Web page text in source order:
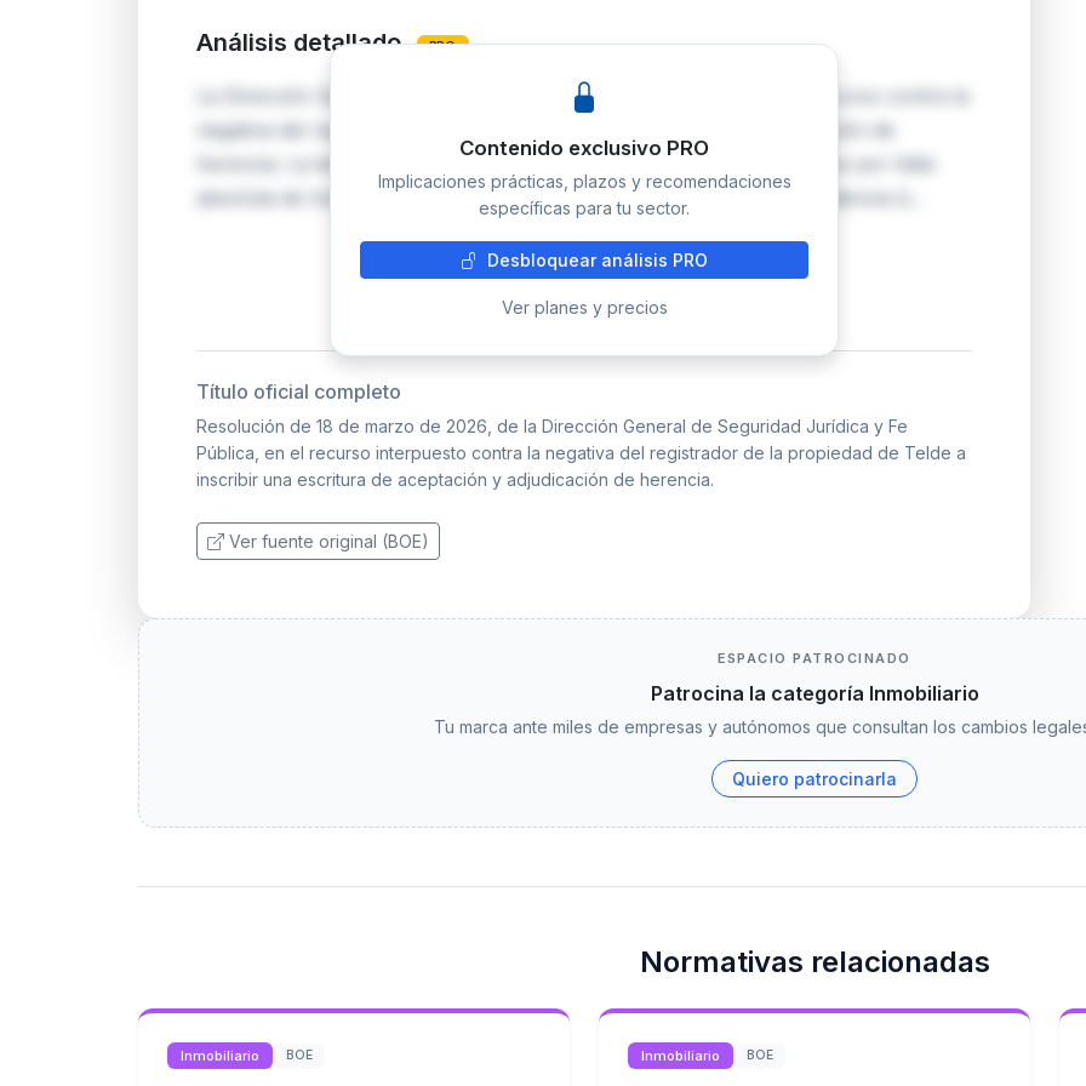
Análisis detallado PRO
La Dirección General de Seguridad Jurídica y Fe Pública estima el recurso contra la
negativa del registrador de Telde a inscribir una escritura de adjudicación de
herencia. La testadora desheredó expresamente a su hija y a los nietos por falta
absoluta de trato, causa amparada en el art. 853.2 CC según jurisprudencia d…
Contenido exclusivo PRO
Implicaciones prácticas, plazos y recomendaciones
específicas para tu sector.
Desbloquear análisis PRO
Ver planes y precios
Título oficial completo
Resolución de 18 de marzo de 2026, de la Dirección General de Seguridad Jurídica y Fe
Pública, en el recurso interpuesto contra la negativa del registrador de la propiedad de Telde a
inscribir una escritura de aceptación y adjudicación de herencia.
Ver fuente original (BOE)
ESPACIO PATROCINADO
Patrocina la categoría Inmobiliario
Tu marca ante miles de empresas y autónomos que consultan los cambios
Quiero patrocinarla
Normativas relacionadas
Inmobiliario BOE Inmobiliario BOE